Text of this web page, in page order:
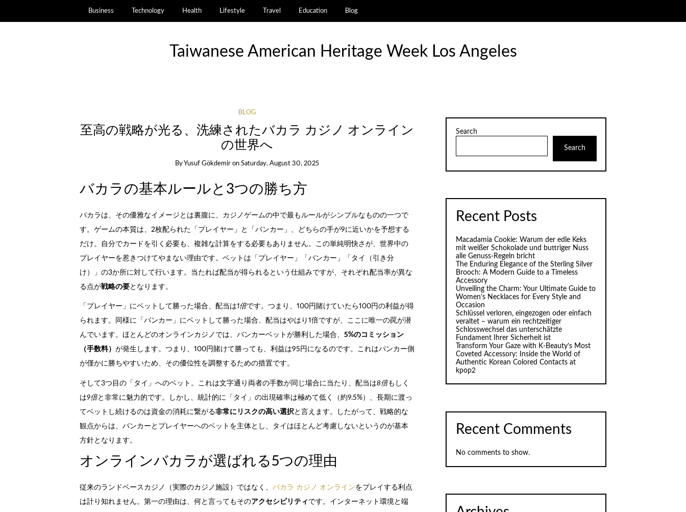
Business Technology Health Lifestyle Travel Education Blog
Taiwanese American Heritage Week Los Angeles
BLOG
至高の戦略が光る、洗練されたバカラ カジノ オンライン
の世界へ
ByYusuf Gökdemir onSaturday, August 30, 2025
バカラの基本ルールと3つの勝ち方
バカラは、その優雅なイメージとは裏腹に、カジノゲームの中で最もルールがシンプルなものの一つで
す。ゲームの本質は、2枚配られた「プレイヤー」と「バンカー」、どちらの手が9に近いかを予想する
だけ。自分でカードを引く必要も、複雑な計算をする必要もありません。この単純明快さが、世界中の
プレイヤーを惹きつけてやまない理由です。ベットは「プレイヤー」「バンカー」「タイ（引き分
け）」の3か所に対して行います。当たれば配当が得られるという仕組みですが、それぞれ配当率が異な
る点が戦略の要となります。
「プレイヤー」にベットして勝った場合、配当は1倍です。つまり、100円賭けていたら100円の利益が得
られます。同様に「バンカー」にベットして勝った場合、配当はやはり1倍ですが、ここに唯一の罠が潜
んでいます。ほとんどのオンラインカジノでは、バンカーベットが勝利した場合、 5%のコミッション
（手数料） が発生します。つまり、100円賭けて勝っても、利益は95円になるのです。これはバンカー側
が僅かに勝ちやすいため、その優位性を調整するための措置です。
そして3つ目の「タイ」へのベット。これは文字通り両者の手数が同じ場合に当たり、配当は8倍もしく
は9倍と非常に魅力的です。しかし、統計的に「タイ」の出現確率は極めて低く（約9.5%）、長期に渡っ
てベットし続けるのは資金の消耗に繋がる非常にリスクの高い選択と言えます。したがって、戦略的な
観点からは、バンカーとプレイヤーへのベットを主体とし、タイはほとんど考慮しないというのが基本
方針となります。
オンラインバカラが選ばれる5つの理由
従来のランドベースカジノ（実際のカジノ施設）ではなく、 バカラ カジノ オンラインをプレイする利点
は計り知れません。第一の理由は、何と言ってもそのアクセシビリティ です。インターネット環境と端
Search
Search
Recent Posts
Macadamia Cookie: Warum der edle Keks
mit weißer Schokolade und buttriger Nuss
alle Genuss-Regeln bricht
The Enduring Elegance of the Sterling Silver
Brooch: A Modern Guide to a Timeless
Accessory
Unveiling the Charm: Your Ultimate Guide to
Women’s Necklaces for Every Style and
Occasion
Schlüssel verloren, eingezogen oder einfach
veraltet – warum ein rechtzeitiger
Schlosswechsel das unterschätzte
Fundament Ihrer Sicherheit ist
Transform Your Gaze with K‑Beauty’s Most
Coveted Accessory: Inside the World of
Authentic Korean Colored Contacts at
kpop2
Recent Comments
No comments to show.